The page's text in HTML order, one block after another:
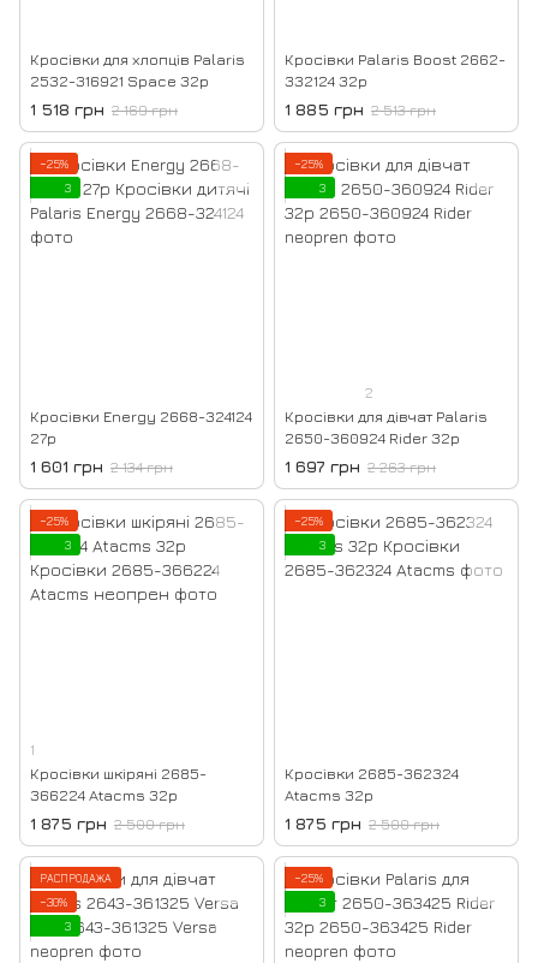
Кросівки для хлопців Palaris
2532-316921 Space 32р
1 518 грн 2 169 грн
Кросівки Palaris Boost 2662-
332124 32р
1 885 грн 2 513 грн
−25%
3
Кросівки Energy 2668-324124
27р
1 601 грн 2 134 грн
−25%
3
2
Кросівки для дівчат Palaris
2650-360924 Rider 32р
1 697 грн 2 263 грн
−25%
3
1
Кросівки шкіряні 2685-
366224 Atacms 32р
1 875 грн 2 500 грн
−25%
3
Кросівки 2685-362324
Atacms 32р
1 875 грн 2 500 грн
РАСПРОДАЖА
−30%
3
−25%
3